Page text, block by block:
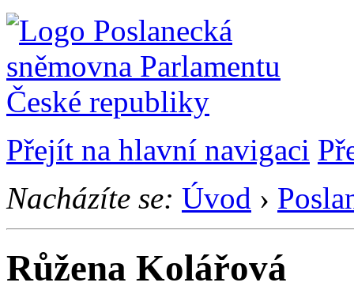
Přejít na hlavní navigaci
Nacházíte se: Úvod ›
Růžena Kolářová